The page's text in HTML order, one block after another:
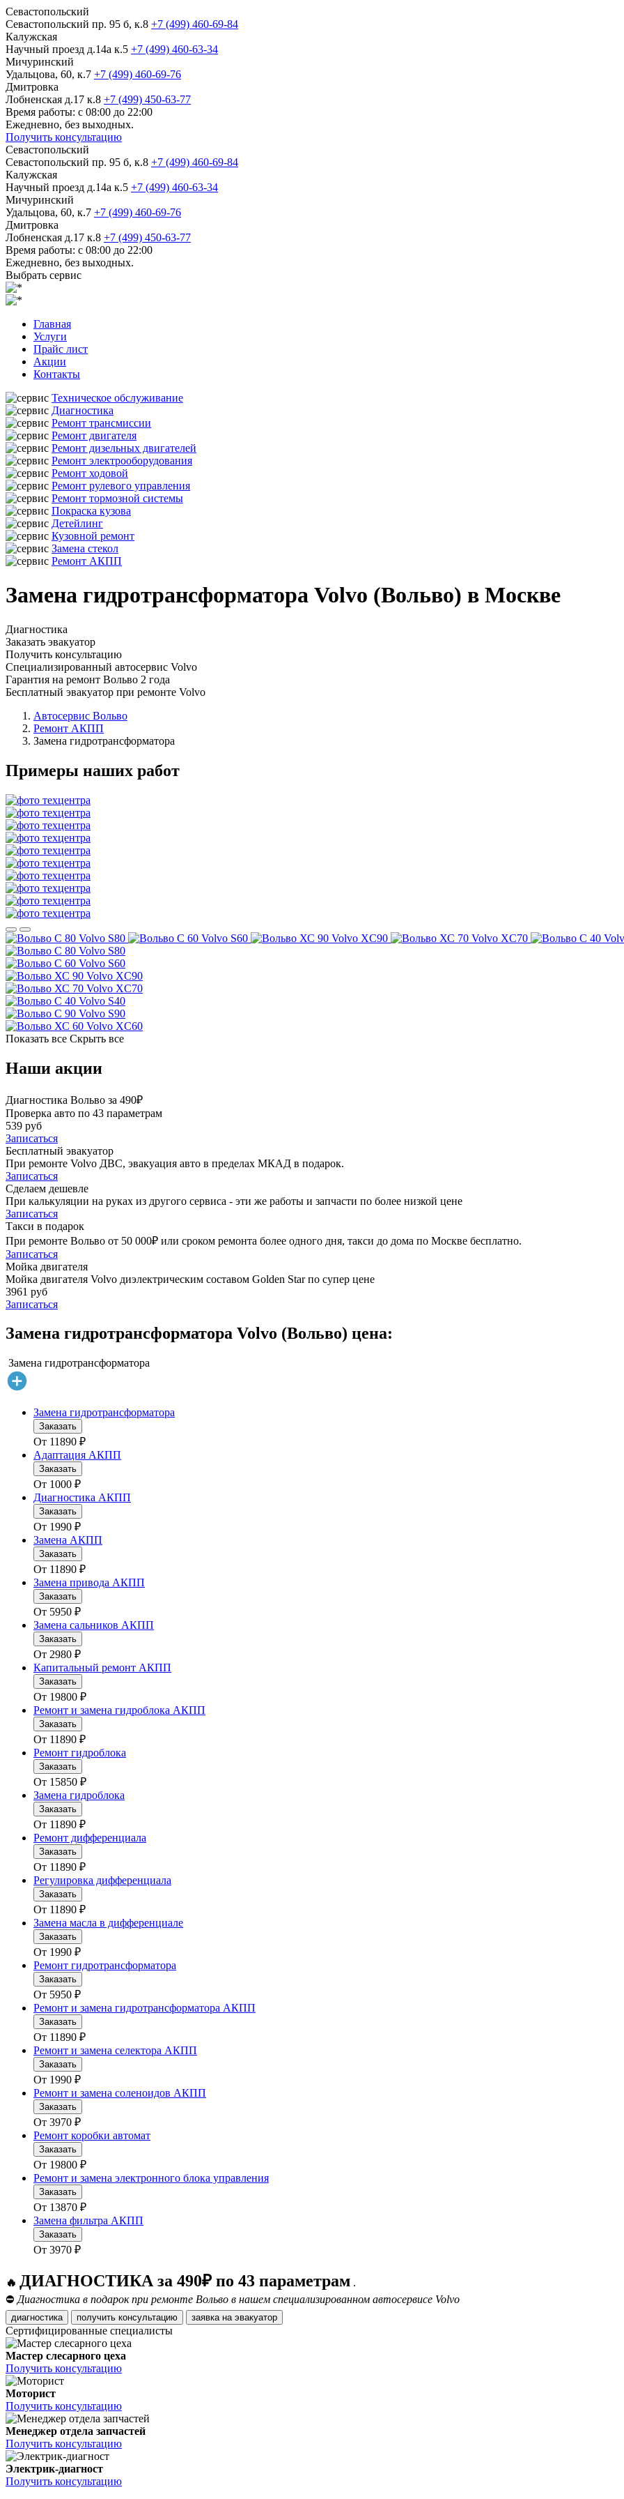
Севастопольский
Севастопольский пр. 95 б, к.8 +7 (499) 460-69-84
Калужская
Научный проезд д.14а к.5 +7 (499) 460-63-34
Мичуринский
Удальцова, 60, к.7 +7 (499) 460-69-76
Дмитровка
Лобненская д.17 к.8 +7 (499) 450-63-77
Время работы: с 08:00 до 22:00
Ежедневно, без выходных.
Получить консультацию
Севастопольский
Севастопольский пр. 95 б, к.8 +7 (499) 460-69-84
Калужская
Научный проезд д.14а к.5 +7 (499) 460-63-34
Мичуринский
Удальцова, 60, к.7 +7 (499) 460-69-76
Дмитровка
Лобненская д.17 к.8 +7 (499) 450-63-77
Время работы: с 08:00 до 22:00
Ежедневно, без выходных.
Выбрать сервис
Главная
Услуги
Прайс лист
Акции
Контакты
Техническое обслуживание
Диагностика
Ремонт трансмиссии
Ремонт двигателя
Ремонт дизельных двигателей
Ремонт электрооборудования
Ремонт ходовой
Ремонт рулевого управления
Ремонт тормозной системы
Покраска кузова
Детейлинг
Кузовной ремонт
Замена стекол
Ремонт АКПП
Замена гидротрансформатора Volvo (Вольво) в Москве
Диагностика
Заказать эвакуатор
Получить консультацию
Специализированный автосервис Volvo
Гарантия на ремонт Вольво 2 года
Бесплатный эвакуатор при ремонте Volvo
Автосервис Вольво
Ремонт АКПП
Замена гидротрансформатора
Примеры наших работ
Volvo S80 Volvo S60 Volvo XC90 Volvo XC70
Volvo S80
Volvo S60
Volvo XC90
Volvo XC70
Volvo S40
Volvo S90
Volvo XC60
Показать все Скрыть все
Наши акции
Диагностика Вольво за 490₽
Проверка авто по 43 параметрам
539 руб
Записаться
Бесплатный эвакуатор
При ремонте Volvo ДВС, эвакуация авто в пределах МКАД в подарок.
Записаться
Сделаем дешевле
При калькуляции на руках из другого сервиса - эти же работы и запчасти по более низкой цене
Записаться
Такси в подарок
При ремонте Вольво от 50 000₽ или сроком ремонта более одного дня, такси до дома по Москве бесплатно.
Записаться
Мойка двигателя
Мойка двигателя Volvo диэлектрическим составом Golden Star по супер цене
3961 руб
Записаться
Замена гидротрансформатора Volvo (Вольво) цена:
Замена гидротрансформатора
Замена гидротрансформатора
Заказать
От 11890 ₽
Адаптация АКПП
Заказать
От 1000 ₽
Диагностика АКПП
Заказать
От 1990 ₽
Замена АКПП
Заказать
От 11890 ₽
Замена привода АКПП
Заказать
От 5950 ₽
Замена сальников АКПП
Заказать
От 2980 ₽
Капитальный ремонт АКПП
Заказать
От 19800 ₽
Ремонт и замена гидроблока АКПП
Заказать
От 11890 ₽
Ремонт гидроблока
Заказать
От 15850 ₽
Замена гидроблока
Заказать
От 11890 ₽
Ремонт дифференциала
Заказать
От 11890 ₽
Регулировка дифференциала
Заказать
От 11890 ₽
Замена масла в дифференциале
Заказать
От 1990 ₽
Ремонт гидротрансформатора
Заказать
От 5950 ₽
Ремонт и замена гидротрансформатора АКПП
Заказать
От 11890 ₽
Ремонт и замена селектора АКПП
Заказать
От 1990 ₽
Ремонт и замена соленоидов АКПП
Заказать
От 3970 ₽
Ремонт коробки автомат
Заказать
От 19800 ₽
Ремонт и замена электронного блока управления
Заказать
От 13870 ₽
Замена фильтра АКПП
Заказать
От 3970 ₽
🔥 ДИАГНОСТИКА за 490₽ по 43 параметрам .
⛔ Диагностика в подарок при ремонте Вольво в нашем специализированном автосервисе Volvo
диагностика получить консультацию заявка на эвакуатор
Сертифицированные специалисты
Мастер слесарного цеха
Получить консультацию
Моторист
Получить консультацию
Менеджер отдела запчастей
Получить консультацию
Электрик-диагност
Получить консультацию